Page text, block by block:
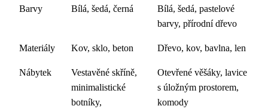
Barvy Bílá, šedá, černá
Bílá, šedá, pastelové
barvy, přírodní dřevo
Materiály Kov, sklo, beton Dřevo, kov, bavlna, len
Nábytek
Vestavěné skříně,
minimalistické
botníky,
Otevřené věšáky, lavice
s úložným prostorem,
komody